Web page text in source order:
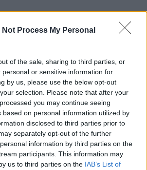
Not Process My Personal
of the sale, sharing to third parties, or
personal or sensitive information for
by us, please use the below opt-out
selection. Please note that after your
you may continue seeing
based on personal information utilized by
disclosed to third parties prior to
separately opt-out of the further
information by third parties on the
participants. This information may
us to third parties on the IAB’s List of